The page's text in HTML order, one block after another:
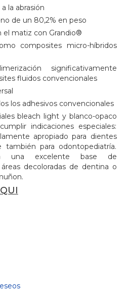
la abrasión
de un 80,2% en peso
el matiz con Grandio®
composites micro-híbridos
significativamente
fluidos convencionales
los adhesivos convencionales
bleach light y blanco-opaco
indicaciones especiales:
apropiado para dientes
también para odontopediatría.
una excelente base de
decoloradas de dentina o